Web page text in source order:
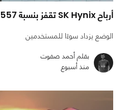
أرباح SK Hynix تقفز بنسبة 557% بفضل الذكاء الاصطناعي
الوضع يزداد سوءًا للمستخدمين
بقلم أحمد صفوت
منذ أسبوع